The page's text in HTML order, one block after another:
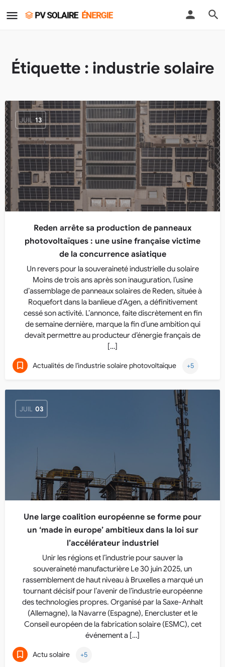
Étiquette : industrie solaire
JUIL 13
Reden arrête sa production de panneaux
photovoltaïques : une usine française victime
de la concurrence asiatique
Un revers pour la souveraineté industrielle du solaire
Moins de trois ans après son inauguration, l’usine
d’assemblage de panneaux solaires de Reden, située à
Roquefort dans la banlieue d’Agen, a définitivement
cessé son activité. L’annonce, faite discrètement en fin
de semaine dernière, marque la fin d’une ambition qui
devait permettre au producteur d’énergie français de
[…]
Actualités de l'industrie solaire photovoltaïque +5
JUIL 03
Une large coalition européenne se forme pour
un ‘made in europe’ ambitieux dans la loi sur
l’accélérateur industriel
Unir les régions et l’industrie pour sauver la
souveraineté manufacturière Le 30 juin 2025, un
rassemblement de haut niveau à Bruxelles a marqué un
tournant décisif pour l’avenir de l’industrie européenne
des technologies propres. Organisé par la Saxe-Anhalt
(Allemagne), la Navarre (Espagne), Enercluster et le
Conseil européen de la fabrication solaire (ESMC), cet
événement a […]
Actu solaire +5